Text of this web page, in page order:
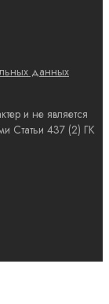
данных
и не является
Статьи 437 (2) ГК